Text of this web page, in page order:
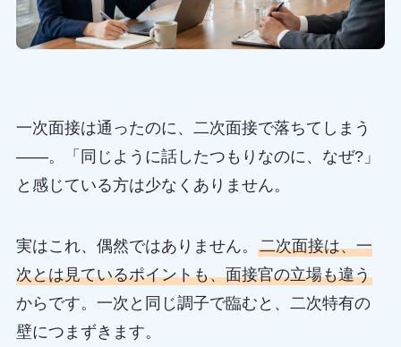
一次面接は通ったのに、二次面接で落ちてしまう
——。「同じように話したつもりなのに、なぜ?」
と感じている方は少なくありません。
実はこれ、偶然ではありません。 二次面接は、一
次とは見ているポイントも、面接官の立場も違う
からです。一次と同じ調子で臨むと、二次特有の
壁につまずきます。